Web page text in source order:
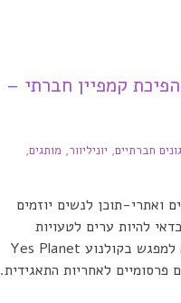
קמפיין חברתי –
חברתיים, יוניליוור, מותגים,
ואתרי-תוכן לנשים יוזמים
להיות ערים לטעויות
שאורבות בדרך הופתעתי כשקיבלתי במייל הזמנה למפגש בקולנוע Yes Planet
לאחריות התאגידית.